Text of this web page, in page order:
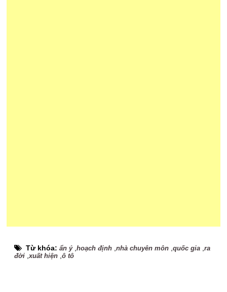
Từ khóa:ẩn ý,hoạch định ,nhà chuyên môn ,quốc gia ,ra
đời ,xuất hiện ,ô tô